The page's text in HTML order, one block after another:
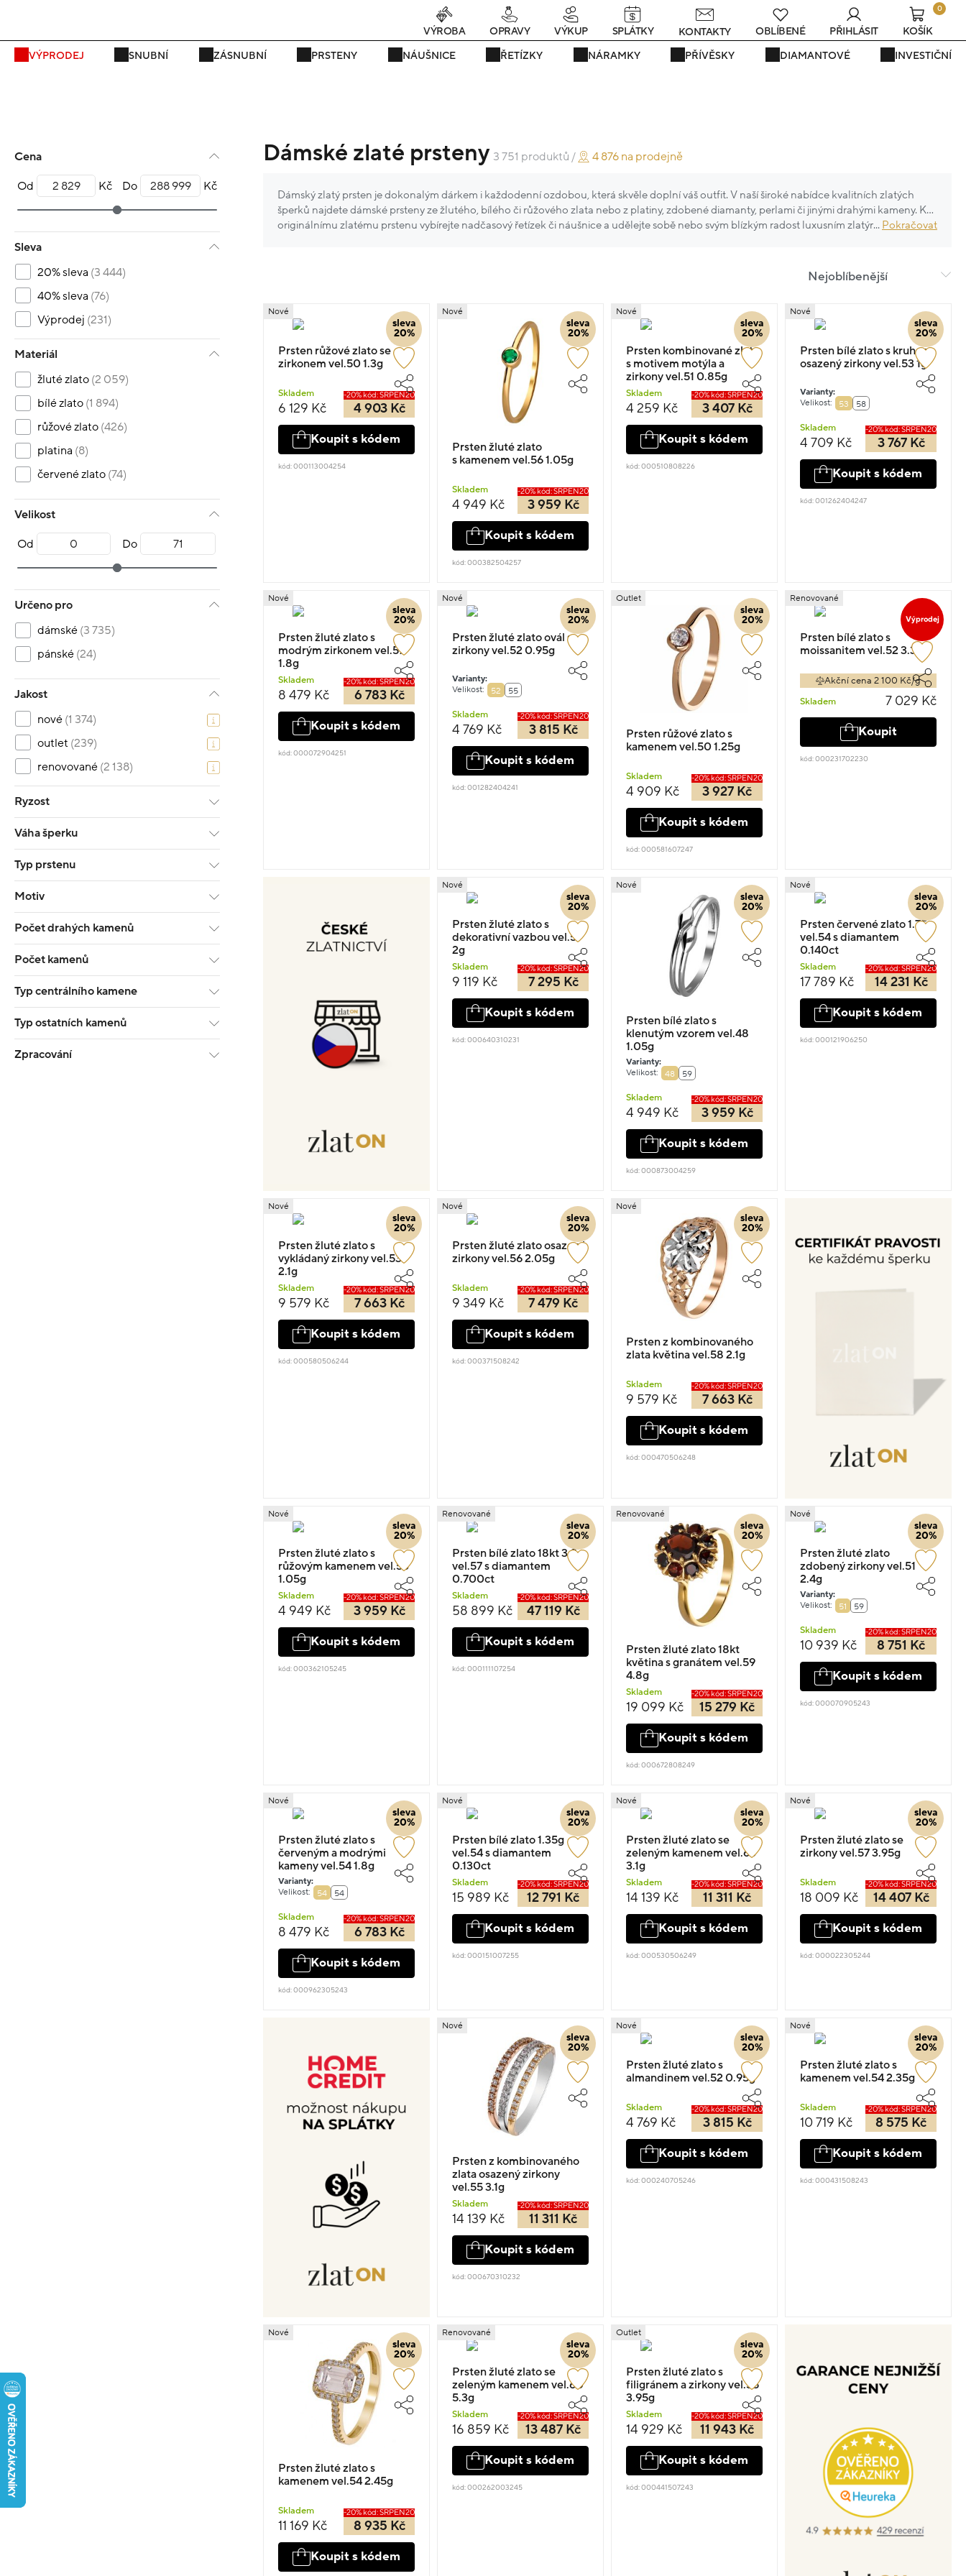
Právě teď! - 20 % na vše! Kód: SRPEN20 24 dní : 13h : 29m : 08s
VÝPRODEJ SNUBNÍ ZÁSNUBNÍ PRSTENY NÁUŠNICE ŘETÍZKY NÁRAMKY PŘÍVĚSKY DIAMANTOVÉ INVESTIČNÍ
VÝROBA OPRAVY VÝKUP SPLÁTKY KONTAKTY OBLÍBENÉ PŘIHLÁSIT
0
KOŠÍK
Cena
Od Kč Do Kč
Sleva
20% sleva (3 444)
40% sleva (76)
Výprodej (231)
Materiál
žluté zlato (2 059)
bílé zlato (1 894)
růžové zlato (426)
platina (8)
červené zlato (74)
Velikost
Od Do
Určeno pro
dámské (3 735)
pánské (24)
Jakost
nové (1 374)
outlet (239)
renovované (2 138)
Ryzost
Váha šperku
Typ prstenu
Motiv
Počet drahých kamenů
Počet kamenů
Typ centrálního kamene
Typ ostatních kamenů
Zpracování
Dámské zlaté prsteny 3 751 produktů / 4 876 na prodejně
Dámský zlatý prsten je dokonalým dárkem i každodenní ozdobou, která skvěle doplní váš outfit. V naší široké nabídce kvalitních zlatých
šperků najdete dámské prsteny ze žlutého, bílého či růžového zlata nebo z platiny, zdobené diamanty, perlami či jinými drahými kameny. K
originálnímu zlatému prstenu vybírejte nadčasový řetízek či náušnice a udělejte sobě nebo svým blízkým radost luxusním zlatým šperkem.
... Pokračovat
Nejoblíbenější
sleva
20%
Nové
Prsten růžové zlato se
zirkonem vel.50 1.3g
Skladem
6 129 Kč
-20% kód: SRPEN20
4 903 Kč
Koupit s kódem
kód: 000113004254
sleva
20%
Nové
Prsten žluté zlato
s kamenem vel.56 1.05g
Skladem
4 949 Kč
-20% kód: SRPEN20
3 959 Kč
Koupit s kódem
kód: 000382504257
sleva
20%
Nové
Prsten kombinované zlato
s motivem motýla a
zirkony vel.51 0.85g
Skladem
4 259 Kč
-20% kód: SRPEN20
3 407 Kč
Koupit s kódem
kód: 000510808226
sleva
20%
Nové
Prsten bílé zlato s kruhem
osazený zirkony vel.53 1g
Varianty:
Velikost:
53 58
Skladem
4 709 Kč
-20% kód: SRPEN20
3 767 Kč
Koupit s kódem
kód: 001262404247
sleva
20%
Nové
Prsten žluté zlato s
modrým zirkonem vel.57
1.8g
Skladem
8 479 Kč
-20% kód: SRPEN20
6 783 Kč
Koupit s kódem
kód: 000072904251
sleva
20%
Nové
Prsten žluté zlato ovál se
zirkony vel.52 0.95g
Varianty:
Velikost:
52 55
Skladem
4 769 Kč
-20% kód: SRPEN20
3 815 Kč
Koupit s kódem
kód: 001282404241
sleva
20%
Outlet
Prsten růžové zlato s
kamenem vel.50 1.25g
Skladem
4 909 Kč
-20% kód: SRPEN20
3 927 Kč
Koupit s kódem
kód: 000581607247
Výprodej
Renovované
Prsten bílé zlato s
moissanitem vel.52 3.35g
Akční cena 2 100 Kč/g
Skladem 7 029 Kč
Koupit
kód: 000231702230
sleva
20%
Nové
Prsten žluté zlato s
dekorativní vazbou vel.51
2g
Skladem
9 119 Kč
-20% kód: SRPEN20
7 295 Kč
Koupit s kódem
kód: 000640310231
sleva
20%
Nové
Prsten bílé zlato s
klenutým vzorem vel.48
1.05g
Varianty:
Velikost:
48 59
Skladem
4 949 Kč
-20% kód: SRPEN20
3 959 Kč
Koupit s kódem
kód: 000873004259
sleva
20%
Nové
Prsten červené zlato 1.75g
vel.54 s diamantem
0.140ct
Skladem
17 789 Kč
-20% kód: SRPEN20
14 231 Kč
Koupit s kódem
kód: 000121906250
sleva
20%
Nové
Prsten žluté zlato s
vykládaný zirkony vel.53
2.1g
Skladem
9 579 Kč
-20% kód: SRPEN20
7 663 Kč
Koupit s kódem
kód: 000580506244
sleva
20%
Nové
Prsten žluté zlato osazený
zirkony vel.56 2.05g
Skladem
9 349 Kč
-20% kód: SRPEN20
7 479 Kč
Koupit s kódem
kód: 000371508242
sleva
20%
Nové
Prsten z kombinovaného
zlata květina vel.58 2.1g
Skladem
9 579 Kč
-20% kód: SRPEN20
7 663 Kč
Koupit s kódem
kód: 000470506248
sleva
20%
Nové
Prsten žluté zlato s
růžovým kamenem vel.53
1.05g
Skladem
4 949 Kč
-20% kód: SRPEN20
3 959 Kč
Koupit s kódem
kód: 000362105245
sleva
20%
Renovované
Prsten bílé zlato 18kt 3.3g
vel.57 s diamantem
0.700ct
Skladem
58 899 Kč
-20% kód: SRPEN20
47 119 Kč
Koupit s kódem
kód: 000111107254
sleva
20%
Renovované
Prsten žluté zlato 18kt
květina s granátem vel.59
4.8g
Skladem
19 099 Kč
-20% kód: SRPEN20
15 279 Kč
Koupit s kódem
kód: 000672808249
sleva
20%
Nové
Prsten žluté zlato
zdobený zirkony vel.51
2.4g
Varianty:
Velikost:
51 59
Skladem
10 939 Kč
-20% kód: SRPEN20
8 751 Kč
Koupit s kódem
kód: 000070905243
sleva
20%
Nové
Prsten žluté zlato s
červeným a modrými
kameny vel.54 1.8g
Varianty:
Velikost:
54 54
Skladem
8 479 Kč
-20% kód: SRPEN20
6 783 Kč
Koupit s kódem
kód: 000962305243
sleva
20%
Nové
Prsten bílé zlato 1.35g
vel.54 s diamantem
0.130ct
Skladem
15 989 Kč
-20% kód: SRPEN20
12 791 Kč
Koupit s kódem
kód: 000151007255
sleva
20%
Nové
Prsten žluté zlato se
zeleným kamenem vel.63
3.1g
Skladem
14 139 Kč
-20% kód: SRPEN20
11 311 Kč
Koupit s kódem
kód: 000530506249
sleva
20%
Nové
Prsten žluté zlato se
zirkony vel.57 3.95g
Skladem
18 009 Kč
-20% kód: SRPEN20
14 407 Kč
Koupit s kódem
kód: 000022305244
sleva
20%
Nové
Prsten z kombinovaného
zlata osazený zirkony
vel.55 3.1g
Skladem
14 139 Kč
-20% kód: SRPEN20
11 311 Kč
Koupit s kódem
kód: 000670310232
sleva
20%
Nové
Prsten žluté zlato s
almandinem vel.52 0.95g
Skladem
4 769 Kč
-20% kód: SRPEN20
3 815 Kč
Koupit s kódem
kód: 000240705246
sleva
20%
Nové
Prsten žluté zlato s
kamenem vel.54 2.35g
Skladem
10 719 Kč
-20% kód: SRPEN20
8 575 Kč
Koupit s kódem
kód: 000431508243
sleva
20%
Nové
Prsten žluté zlato s
kamenem vel.54 2.45g
Skladem
11 169 Kč
-20% kód: SRPEN20
8 935 Kč
Koupit s kódem
sleva
20%
Renovované
Prsten žluté zlato se
zeleným kamenem vel.60
5.3g
Skladem
16 859 Kč
-20% kód: SRPEN20
13 487 Kč
Koupit s kódem
kód: 000262003245
sleva
20%
Outlet
Prsten žluté zlato s
filigránem a zirkony vel.55
3.95g
Skladem
14 929 Kč
-20% kód: SRPEN20
11 943 Kč
Koupit s kódem
kód: 000441507243